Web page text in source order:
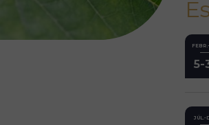
5-
JÚL.-